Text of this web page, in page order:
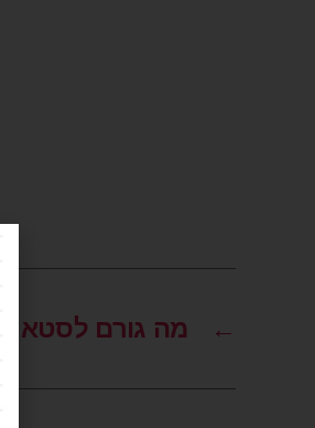
← מה גורם